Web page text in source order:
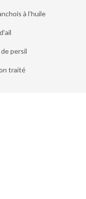
à l’huile
persil
traité